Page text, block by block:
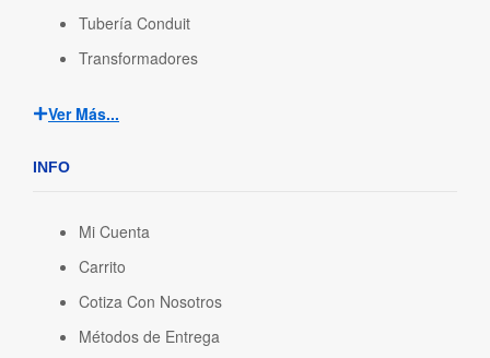
Tubería Conduit
Transformadores
Ver Más...
INFO
Mi Cuenta
Carrito
Cotiza Con Nosotros
Métodos de Entrega